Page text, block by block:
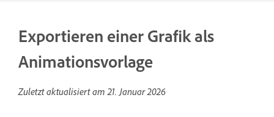
Exportieren einer Grafik als
Animationsvorlage
Zuletzt aktualisiert am21. Januar 2026